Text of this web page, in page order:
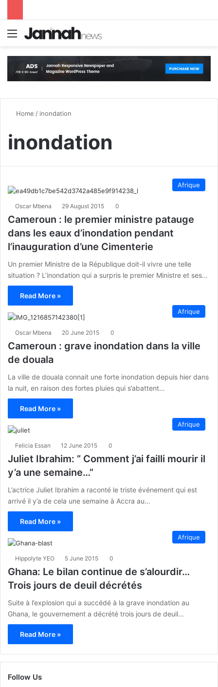
Menu
Home / inondation
inondation
Afrique
Oscar Mbena 29 August 2015 0
Cameroun : le premier ministre patauge
dans les eaux d’inondation pendant
l’inauguration d’une Cimenterie
Un premier Ministre de la République doit-il vivre une telle
situation ? L’inondation qui a surpris le premier Ministre et ses…
Read More »
Afrique
Oscar Mbena 20 June 2015 0
Cameroun : grave inondation dans la ville
de douala
La ville de douala connait une forte inondation depuis hier dans
la nuit, en raison des fortes pluies qui s’abattent…
Read More »
Afrique
Felicia Essan 12 June 2015 0
Juliet Ibrahim: ” Comment j’ai failli mourir il
y’a une semaine…”
L’actrice Juliet Ibrahim a raconté le triste événement qui est
arrivé il y’a de cela une semaine à Accra au…
Read More »
Afrique
Hippolyte YEO 5 June 2015 0
Ghana: Le bilan continue de s’alourdir…
Trois jours de deuil décrétés
Suite à l’explosion qui a succédé à la grave inondation au
Ghana, le gouvernement a décrété trois jours de deuil…
Read More »
Follow Us